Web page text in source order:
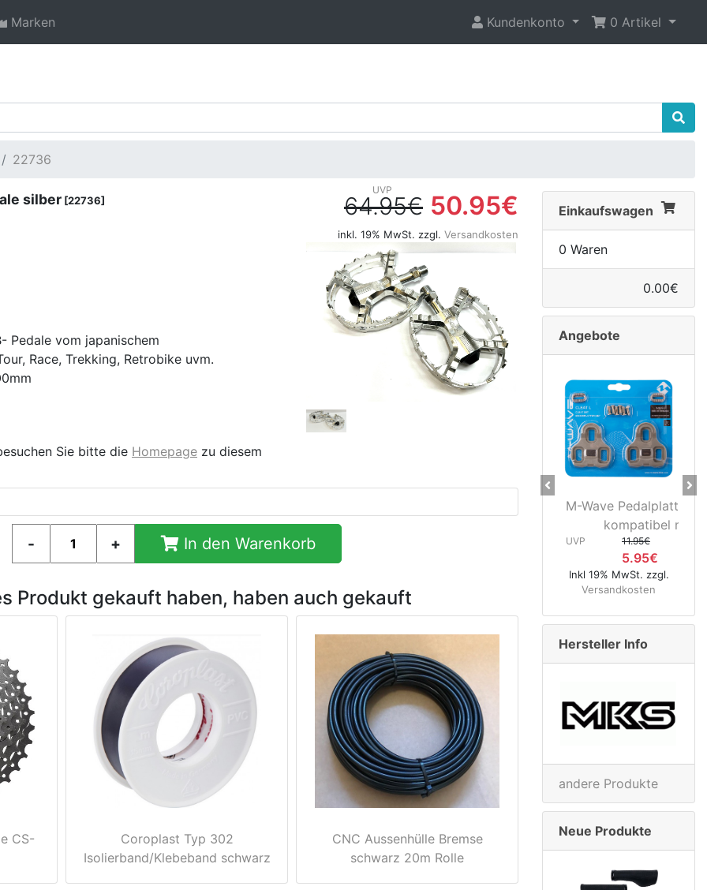
Marken Kundenkonto 0 Artikel
22736
silber [22736] 64.95€ 50.95€
inkl. 19% MwSt. zzgl. Versandkosten
Pedale vom japanischem
Race, Trekking, Retrobike uvm.
Sie bitte die Homepage zu diesem
In den Warenkorb
Produkt gekauft haben, haben auch gekauft
CS-
Coroplast Typ 302
Isolierband/Klebeband schwarz
CNC Aussenhülle Bremse
schwarz 20m Rolle
Einkaufswagen
0 Waren
0.00€
Angebote
M-Wave Pedalplatten grau 5°
kompatibel mit...
11.95€
Inkl 19% MwSt. zzgl.
Versandkosten
UVP
Inkl 19%
Previous
Hersteller Info
andere Produkte
Neue Produkte